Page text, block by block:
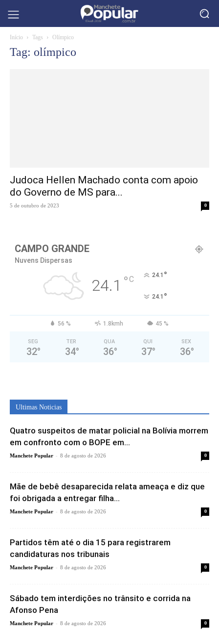
Início Tags Olímpico
Tag: olímpico
Judoca Hellen Machado conta com apoio
do Governo de MS para...
5 de outubro de 2023 0
CAMPO GRANDE
Nuvens Dispersas
24.1 °C 24.1 °
24.1 °
56 % 1.8kmh 45 %
SEG
32°
TER
34°
QUA
36°
QUI
37°
SEX
36°
Ultimas Noticias
Quatro suspeitos de matar policial na Bolívia morrem
em confronto com o BOPE em...
Manchete Popular - 8 de agosto de 2026 0
Mãe de bebê desaparecida relata ameaça e diz que
foi obrigada a entregar filha...
Manchete Popular - 8 de agosto de 2026 0
Partidos têm até o dia 15 para registrarem
candidaturas nos tribunais
Manchete Popular - 8 de agosto de 2026 0
Sábado tem interdições no trânsito e corrida na
Afonso Pena
Manchete Popular - 8 de agosto de 2026 0